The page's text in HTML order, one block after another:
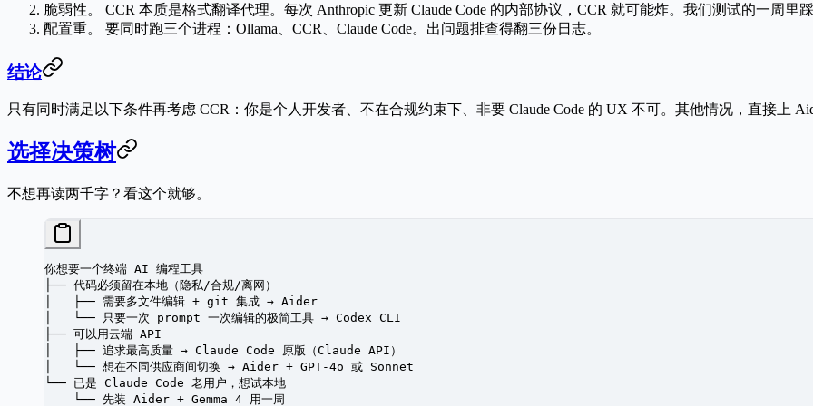
脆弱性。
CCR 本质是格式翻译代理。每次 Anthropic 更新 Claude Code 的内部协议，CCR 就可能炸。我们测试的一周里踩
配置重。
要同时跑三个进程：Ollama、CCR、Claude Code。出问题排查得翻三份日志。
结论
只有同时满足以下条件再考虑 CCR：你是个人开发者、不在合规约束下、非要 Claude Code 的 UX 不可。其他情况，直接上
选择决策树
不想再读两千字？看这个就够。
你想要一个终端 AI 编程工具
├── 代码必须留在本地（隐私/合规/离网）
│   ├── 需要多文件编辑 + git 集成 → Aider
│   └── 只要一次 prompt 一次编辑的极简工具 → Codex CLI
├── 可以用云端 API
│   ├── 追求最高质量 → Claude Code 原版（Claude API）
│   └── 想在不同供应商间切换 → Aider + GPT-4o 或 Sonnet
└── 已是 Claude Code 老用户，想试本地
    └── 先装 Aider + Gemma 4 用一周